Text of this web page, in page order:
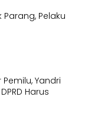
Pelaku
Pemilu, Yandri
Harus